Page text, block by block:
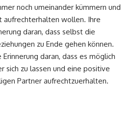
noch umeinander kümmern und
aufrechterhalten wollen. Ihre
daran, dass selbst die
zu Ende gehen können.
daran, dass es möglich
sich zu lassen und eine positive
Partner aufrechtzuerhalten.